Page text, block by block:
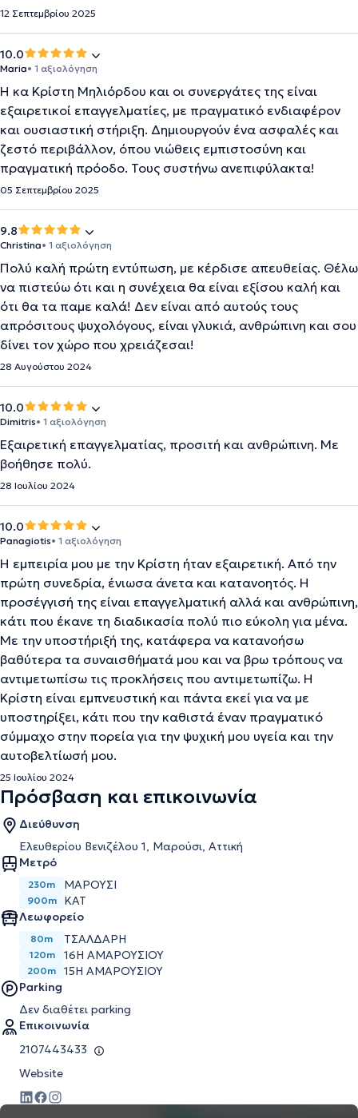
12 Σεπτεμβρίου 2025
10.0
Maria• 1 αξιολόγηση
Η κα Κρίστη Μηλιόρδου και οι συνεργάτες της είναι
εξαιρετικοί επαγγελματίες, με πραγματικό ενδιαφέρον
και ουσιαστική στήριξη. Δημιουργούν ένα ασφαλές και
ζεστό περιβάλλον, όπου νιώθεις εμπιστοσύνη και
πραγματική πρόοδο. Τους συστήνω ανεπιφύλακτα!
05 Σεπτεμβρίου 2025
9.8
Christina• 1 αξιολόγηση
Πολύ καλή πρώτη εντύπωση, με κέρδισε απευθείας. Θέλω
να πιστεύω ότι και η συνέχεια θα είναι εξίσου καλή και
ότι θα τα παμε καλά! Δεν είναι από αυτούς τους
απρόσιτους ψυχολόγους, είναι γλυκιά, ανθρώπινη και σου
δίνει τον χώρο που χρειάζεσαι!
28 Αυγούστου 2024
10.0
Dimitris• 1 αξιολόγηση
Εξαιρετική επαγγελματίας, προσιτή και ανθρώπινη. Με
βοήθησε πολύ.
28 Ιουλίου 2024
10.0
Panagiotis• 1 αξιολόγηση
Η εμπειρία μου με την Κρίστη ήταν εξαιρετική. Από την
πρώτη συνεδρία, ένιωσα άνετα και κατανοητός. Η
προσέγγισή της είναι επαγγελματική αλλά και ανθρώπινη,
κάτι που έκανε τη διαδικασία πολύ πιο εύκολη για μένα.
Με την υποστήριξή της, κατάφερα να κατανοήσω
βαθύτερα τα συναισθήματά μου και να βρω τρόπους να
αντιμετωπίσω τις προκλήσεις που αντιμετωπίζω. Η
Κρίστη είναι εμπνευστική και πάντα εκεί για να με
υποστηρίξει, κάτι που την καθιστά έναν πραγματικό
σύμμαχο στην πορεία για την ψυχική μου υγεία και την
αυτοβελτίωσή μου.
25 Ιουλίου 2024
Πρόσβαση και επικοινωνία
Διεύθυνση
Ελευθερίου Βενιζέλου 1, Μαρούσι, Αττική
Μετρό
230m ΜΑΡΟΎΣΙ
900m
ΚΑΤ
Λεωφορείο
80m ΤΣΑΛΔΑΡΗ
120m 16Η ΑΜΑΡΟΥΣΙΟΥ
200m
15Η ΑΜΑΡΟΥΣΙΟΥ
Parking
Δεν διαθέτει parking
Επικοινωνία
2107443433
Website